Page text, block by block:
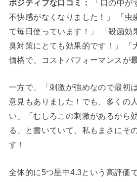
ポジティブな口コミ：
「口の中が
不快感がなくなりました！」 「虫
て毎日使っています！」 「殺菌効
臭対策にとても効果的です！」 「
価格で、コストパフォーマンスが最
一方で、「刺激が強めなので最初
意見もありました！でも、多くの
い」「むしろこの刺激があるから
る」と書いていて、私もまさにそ
す！
全体的に5つ星中4.3という高評価